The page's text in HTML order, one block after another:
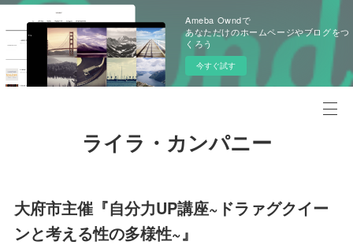
Ameba Owndで
あなただけのホームページやブログをつ
くろう
今すぐ試す
ライラ・カンパニー
大府市主催『自分力UP講座~ドラァグクイー
ンと考える性の多様性~』